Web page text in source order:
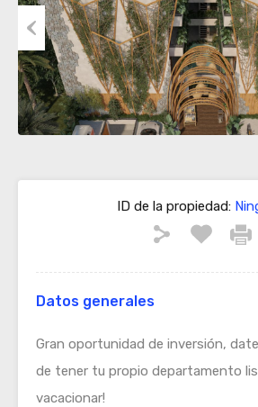
Previous
ID de la propiedad:
Datos generales
Gran oportunidad de inversión,
de tener tu propio departamento
vacacionar!